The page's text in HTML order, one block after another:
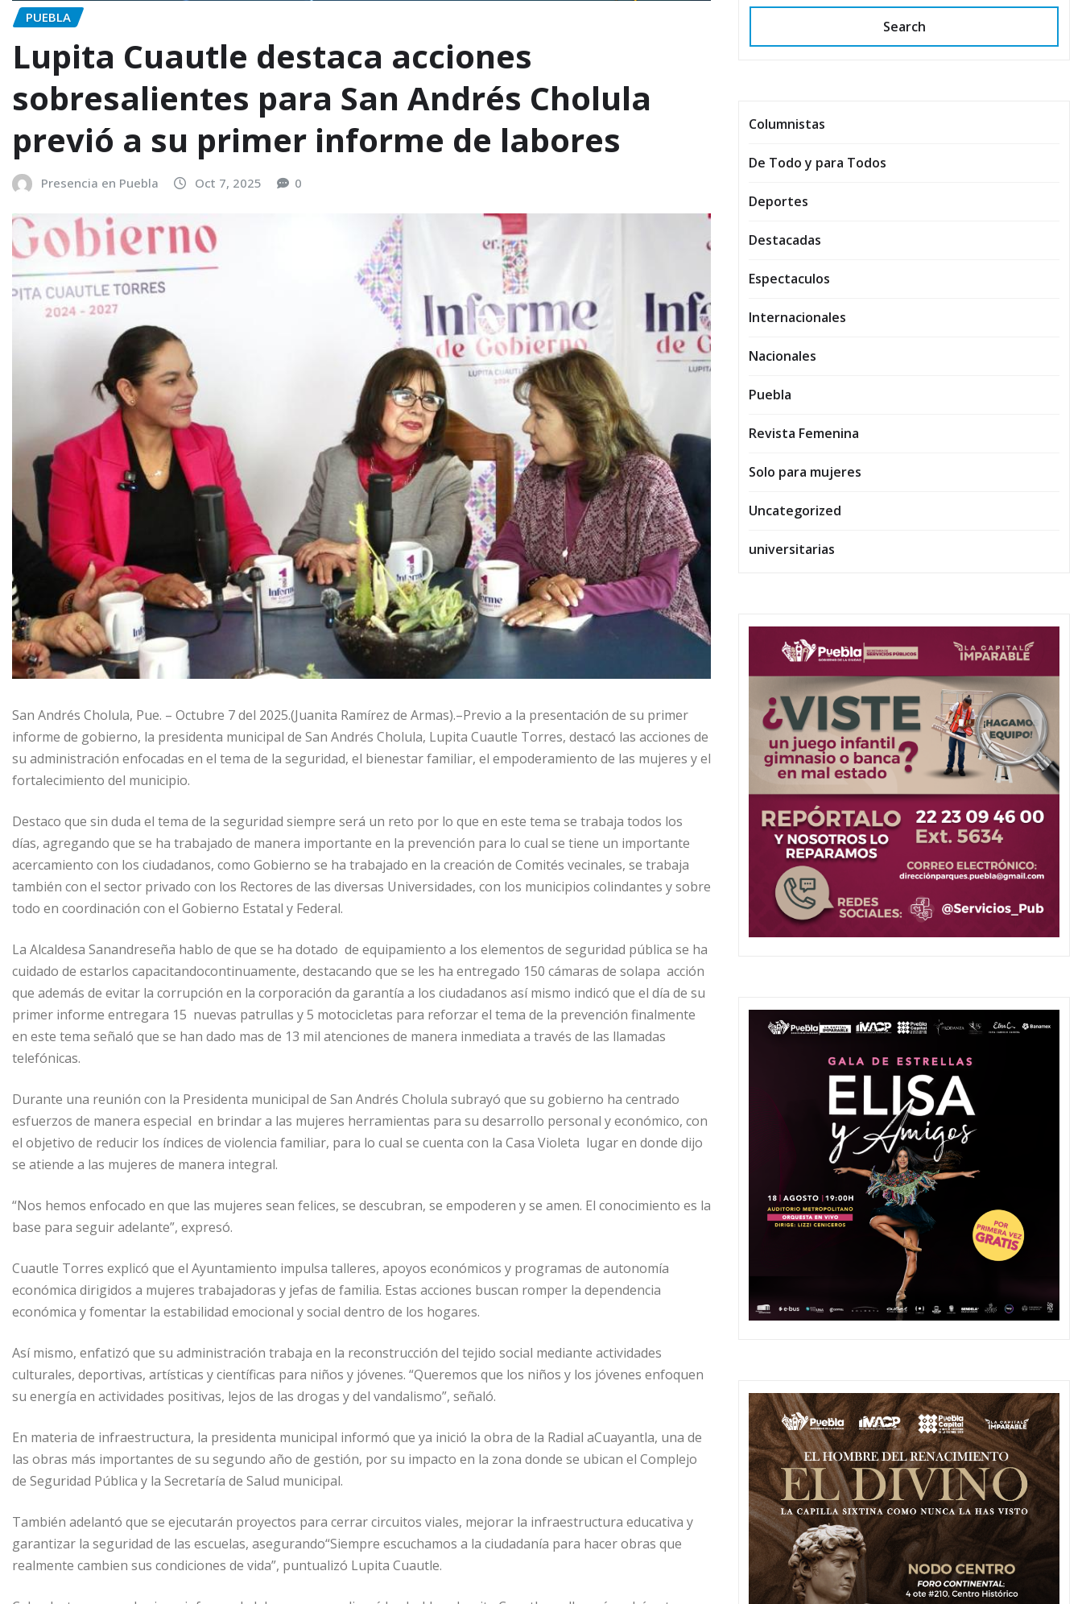
PUEBLA
Lupita Cuautle destaca acciones
sobresalientes para San Andrés Cholula
previó a su primer informe de labores
Presencia en Puebla Oct 7, 2025 0
San Andrés Cholula, Pue. – Octubre 7 del 2025.(Juanita Ramírez de Armas).–Previo a la presentación de su primer
informe de gobierno, la presidenta municipal de San Andrés Cholula, Lupita Cuautle Torres, destacó las acciones de
su administración enfocadas en el tema de la seguridad, el bienestar familiar, el empoderamiento de las mujeres y el
fortalecimiento del municipio.
Destaco que sin duda el tema de la seguridad siempre será un reto por lo que en este tema se trabaja todos los
días, agregando que se ha trabajado de manera importante en la prevención para lo cual se tiene un importante
acercamiento con los ciudadanos, como Gobierno se ha trabajado en la creación de Comités vecinales, se trabaja
también con el sector privado con los Rectores de las diversas Universidades, con los municipios colindantes y sobre
todo en coordinación con el Gobierno Estatal y Federal.
La Alcaldesa Sanandreseña hablo de que se ha dotado de equipamiento a los elementos de seguridad pública se ha
cuidado de estarlos capacitandocontinuamente, destacando que se les ha entregado 150 cámaras de solapa acción
que además de evitar la corrupción en la corporación da garantía a los ciudadanos así mismo indicó que el día de su
primer informe entregara 15 nuevas patrullas y 5 motocicletas para reforzar el tema de la prevención finalmente
en este tema señaló que se han dado mas de 13 mil atenciones de manera inmediata a través de las llamadas
telefónicas.
Durante una reunión con la Presidenta municipal de San Andrés Cholula subrayó que su gobierno ha centrado
esfuerzos de manera especial en brindar a las mujeres herramientas para su desarrollo personal y económico, con
el objetivo de reducir los índices de violencia familiar, para lo cual se cuenta con la Casa Violeta lugar en donde dijo
se atiende a las mujeres de manera integral.
“Nos hemos enfocado en que las mujeres sean felices, se descubran, se empoderen y se amen. El conocimiento es la
base para seguir adelante”, expresó.
Cuautle Torres explicó que el Ayuntamiento impulsa talleres, apoyos económicos y programas de autonomía
económica dirigidos a mujeres trabajadoras y jefas de familia. Estas acciones buscan romper la dependencia
económica y fomentar la estabilidad emocional y social dentro de los hogares.
Así mismo, enfatizó que su administración trabaja en la reconstrucción del tejido social mediante actividades
culturales, deportivas, artísticas y científicas para niños y jóvenes. “Queremos que los niños y los jóvenes enfoquen
su energía en actividades positivas, lejos de las drogas y del vandalismo”, señaló.
En materia de infraestructura, la presidenta municipal informó que ya inició la obra de la Radial aCuayantla, una de
las obras más importantes de su segundo año de gestión, por su impacto en la zona donde se ubican el Complejo
de Seguridad Pública y la Secretaría de Salud municipal.
También adelantó que se ejecutarán proyectos para cerrar circuitos viales, mejorar la infraestructura educativa y
garantizar la seguridad de las escuelas, asegurando“Siempre escuchamos a la ciudadanía para hacer obras que
realmente cambien sus condiciones de vida”, puntualizó Lupita Cuautle.
Search
Columnistas
De Todo y para Todos
Deportes
Destacadas
Espectaculos
Internacionales
Nacionales
Puebla
Revista Femenina
Solo para mujeres
Uncategorized
universitarias